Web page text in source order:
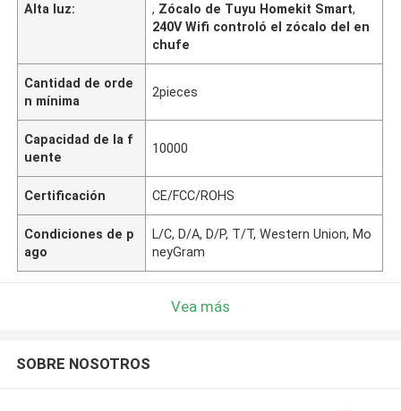
Alta luz:
, Zócalo de Tuyu Homekit Smart,
240V Wifi controló el zócalo del en
chufe
Cantidad de orde
n mínima
2pieces
Capacidad de la f
uente
10000
Certificación CE/FCC/ROHS
Condiciones de p
ago
L/C, D/A, D/P, T/T, Western Union, Mo
neyGram
Vea más
SOBRE NOSOTROS